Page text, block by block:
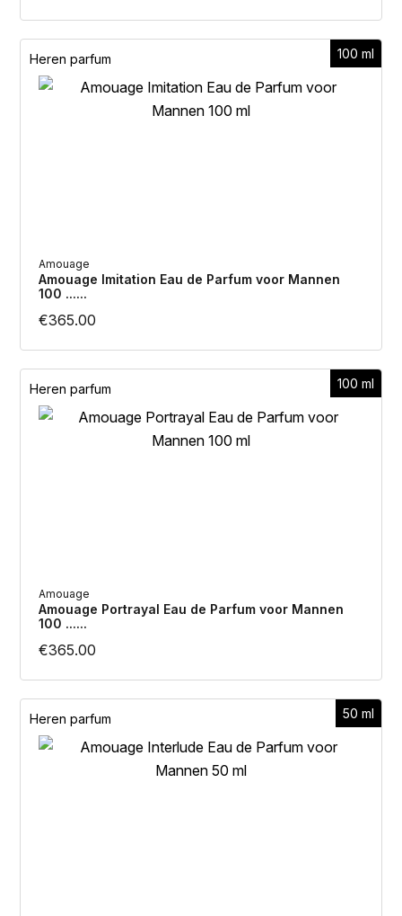
100 ml
Heren parfum
Amouage
Amouage Imitation Eau de Parfum voor Mannen
100 ......
€365.00
100 ml
Heren parfum
Amouage
Amouage Portrayal Eau de Parfum voor Mannen
100 ......
€365.00
50 ml
Heren parfum